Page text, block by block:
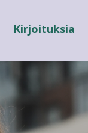
Kirjoituksia